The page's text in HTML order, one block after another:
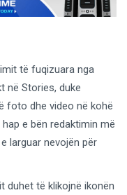
të fuqizuara nga
në Stories, duke
foto dhe video në kohë
e bën redaktimin më
larguar nevojën për
duhet të klikojnë ikonën